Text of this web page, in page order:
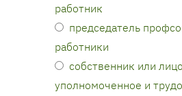
работник
председатель
работники
собственник или
уполномоченное и